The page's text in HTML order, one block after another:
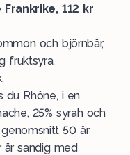
112 kr
och björnbär,
fruktsyra.
du Rhône, i en
25% syrah och
genomsnitt 50 år
är sandig med